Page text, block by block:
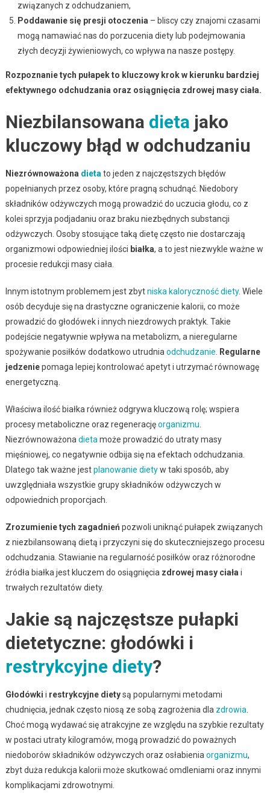
związanych z odchudzaniem,
Poddawanie się presji otoczenia– bliscy czy znajomi czasami
mogą namawiać nas do porzucenia diety lub podejmowania
złych decyzji żywieniowych, co wpływa na nasze postępy.
Rozpoznanie tych pułapek to kluczowy krok w kierunku bardziej
efektywnego odchudzania oraz osiągnięcia zdrowej masy ciała.
Niezbilansowana dieta jako
kluczowy błąd w odchudzaniu
Niezrównoważona dietato jeden z najczęstszych błędów
popełnianych przez osoby, które pragną schudnąć. Niedobory
składników odżywczych mogą prowadzić do uczucia głodu, co z
kolei sprzyja podjadaniu oraz braku niezbędnych substancji
odżywczych. Osoby stosujące taką dietę często nie dostarczają
organizmowi odpowiedniej ilości białka, a to jest niezwykle ważne w
procesie redukcji masy ciała.
Innym istotnym problemem jest zbytniska kaloryczność diety. Wiele
osób decyduje się na drastyczne ograniczenie kalorii, co może
prowadzić do głodówek i innych niezdrowych praktyk. Takie
podejście negatywnie wpływa na metabolizm, a nieregularne
spożywanie posiłków dodatkowo utrudniaodchudzanie. Regularne
jedzeniepomaga lepiej kontrolować apetyt i utrzymać równowagę
energetyczną.
Właściwa ilość białka również odgrywa kluczową rolę; wspiera
procesy metaboliczne oraz regeneracjęorganizmu.
Niezrównoważonadietamoże prowadzić do utraty masy
mięśniowej, co negatywnie odbija się na efektach odchudzania.
Dlatego tak ważne jestplanowanie dietyw taki sposób, aby
uwzględniała wszystkie grupy składników odżywczych w
odpowiednich proporcjach.
Zrozumienie tych zagadnień pozwoli uniknąć pułapek związanych
z niezbilansowaną dietą i przyczyni się do skuteczniejszego procesu
odchudzania. Stawianie na regularność posiłków oraz różnorodne
źródła białka jest kluczem do osiągnięcia zdrowej masy ciałai
trwałych rezultatów diety.
Jakie są najczęstsze pułapki
dietetyczne: głodówki i
restrykcyjne diety?
Głodówki i restrykcyjne dietysą popularnymi metodami
chudnięcia, jednak często niosą ze sobą zagrożenia dla zdrowia.
Choć mogą wydawać się atrakcyjne ze względu na szybkie rezultaty
w postaci utraty kilogramów, mogą prowadzić do poważnych
niedoborów składników odżywczych oraz osłabieniaorganizmu,
zbyt duża redukcja kalorii może skutkować omdleniami oraz innymi
komplikacjami zdrowotnymi.